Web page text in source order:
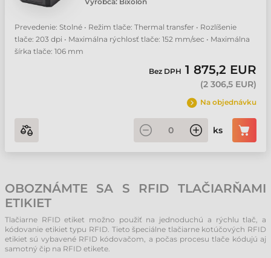
Prevedenie: Stolné • Režim tlače: Thermal transfer • Rozlíšenie
tlače: 203 dpi • Maximálna rýchlosť tlače: 152 mm/sec • Maximálna
šírka tlače: 106 mm
Bez DPH 1 875,2 EUR
(2 306,5 EUR)
Na objednávku
ks
OBOZNÁMTE SA S RFID TLAČIARŇAMI
ETIKIET
Tlačiarne RFID etiket možno použiť na jednoduchú a rýchlu tlač, a
kódovanie etikiet typu RFID. Tieto špeciálne tlačiarne kotúčových RFID
etikiet sú vybavené RFID kódovačom, a počas procesu tlače kódujú aj
samotný čip na RFID etikete.